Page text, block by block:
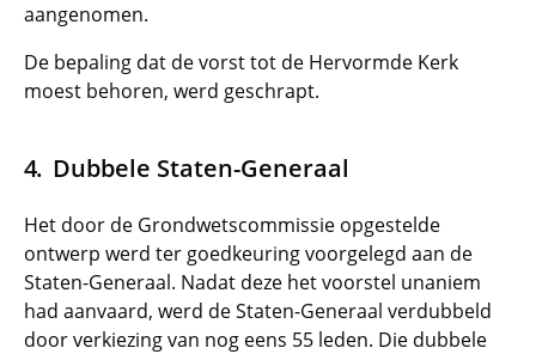
aangenomen.
De bepaling dat de vorst tot de Hervormde Kerk
moest behoren, werd geschrapt.
Dubbele Staten-Generaal
Het door de Grondwetscommissie opgestelde
ontwerp werd ter goedkeuring voorgelegd aan de
Staten-Generaal. Nadat deze het voorstel unaniem
had aanvaard, werd de Staten-Generaal verdubbeld
door verkiezing van nog eens 55 leden. Die dubbele